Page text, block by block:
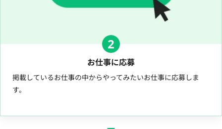
2
お仕事に応募
掲載しているお仕事の中からやってみたいお仕事に応募しま
す。